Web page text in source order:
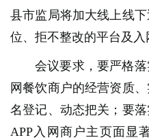
县市监局将加大线上线
位、拒不整改的平台及入
会议要求，要严格
网餐饮商户的经营资质
名登记、动态把关；要
APP入网商户主页面显